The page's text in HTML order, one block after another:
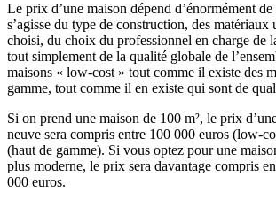
Le prix d’une maison dépend d’énormément de
s’agisse du type de construction, des matériaux
choisi, du choix du professionnel en charge de
tout simplement de la qualité globale de
maisons « low-cost » tout comme il existe des
gamme, tout comme il en existe qui sont de
Si on prend une maison de 100 m², le prix
neuve sera compris entre 100 000 euros (low-
(haut de gamme). Si vous optez pour une
plus moderne, le prix sera davantage compris
000 euros.